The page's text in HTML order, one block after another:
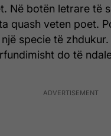
Në botën letrare të
quash veten poet.
një specie të
do të